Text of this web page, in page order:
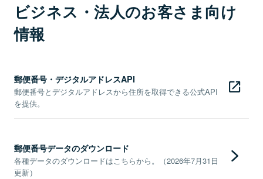
ビジネス・法人のお客さま向け
情報
郵便番号・デジタルアドレスAPI
郵便番号とデジタルアドレスから住所を取得できる公式API
を提供。
郵便番号データのダウンロード
各種データのダウンロードはこちらから。（2026年7月31日
更新）